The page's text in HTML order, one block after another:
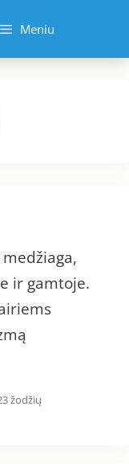
Meniu
ir gamtoje.
žodžių